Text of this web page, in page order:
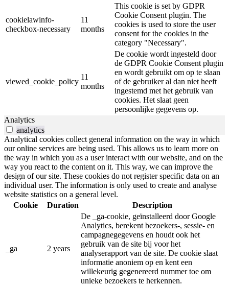
cookielawinfo-
checkbox-necessary
11
months
This cookie is set by GDPR
Cookie Consent plugin. The
cookies is used to store the user
consent for the cookies in the
category "Necessary".
viewed_cookie_policy
11
months
De cookie wordt ingesteld door
de GDPR Cookie Consent plugin
en wordt gebruikt om op te slaan
of de gebruiker al dan niet heeft
ingestemd met het gebruik van
cookies. Het slaat geen
persoonlijke gegevens op.
Analytics
analytics
Analytical cookies collect general information on the way in which
our online services are being used. This allows us to learn more on
the way in which you as a user interact with our website, and on the
way you react to the content on it. This way, we can improve the
design of our site. These cookies do not register specific data on an
individual user. The information is only used to create and analyse
website statistics on a general level.
Cookie
Duration Description
_ga 2 years
De _ga-cookie, geïnstalleerd door Google
Analytics, berekent bezoekers-, sessie- en
campagnegegevens en houdt ook het
gebruik van de site bij voor het
analyserapport van de site. De cookie slaat
informatie anoniem op en kent een
willekeurig gegenereerd nummer toe om
unieke bezoekers te herkennen.